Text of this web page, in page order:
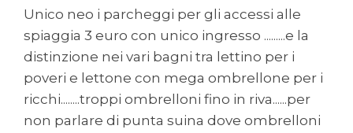
Unico neo i parcheggi per gli accessi alle
spiaggia 3 euro con unico ingresso .........e la
distinzione nei vari bagni tra lettino per i
poveri e lettone con mega ombrellone per i
ricchi........troppi ombrelloni fino in riva......per
non parlare di punta suina dove ombrelloni